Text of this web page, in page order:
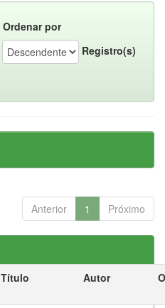
Ordenar por
Registro(s)
Anterior 1 Próximo
Título Autor